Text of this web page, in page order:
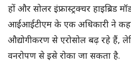
हों और सोलर इंफ्रास्ट्रक्चर हाइब्रिड
आईआईटीएम के एक अधिकारी ने
औद्योगीकरण से एरोसोल बढ़ रहे हैं,
वनरोपण से इसे रोका जा सकता है.